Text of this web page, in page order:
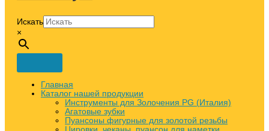
Искать
×
Главная
Каталог нашей продукции
Инструменты для Золочения PG (Италия)
Агатовые зубки
Пуансоны фигурные для золотой резьбы